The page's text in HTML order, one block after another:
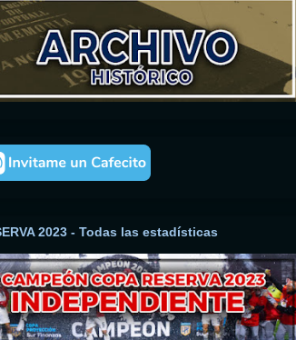
2023 - Todas las estadísticas